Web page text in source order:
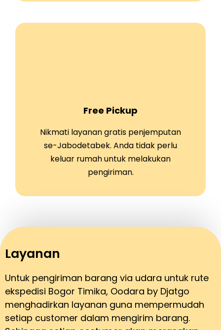
Free Pickup
Nikmati layanan gratis penjemputan
se-Jabodetabek. Anda tidak perlu
keluar rumah untuk melakukan
pengiriman.
Layanan
Untuk pengiriman barang via udara untuk rute
ekspedisi Bogor Timika, Oodara by Djatgo
menghadirkan layanan guna mempermudah
setiap customer dalam mengirim barang.